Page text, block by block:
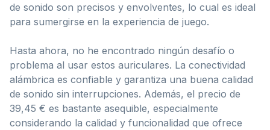
de sonido son precisos y envolventes, lo cual es ideal
para sumergirse en la experiencia de juego.
Hasta ahora, no he encontrado ningún desafío o
problema al usar estos auriculares. La conectividad
alámbrica es confiable y garantiza una buena calidad
de sonido sin interrupciones. Además, el precio de
39,45 € es bastante asequible, especialmente
considerando la calidad y funcionalidad que ofrece